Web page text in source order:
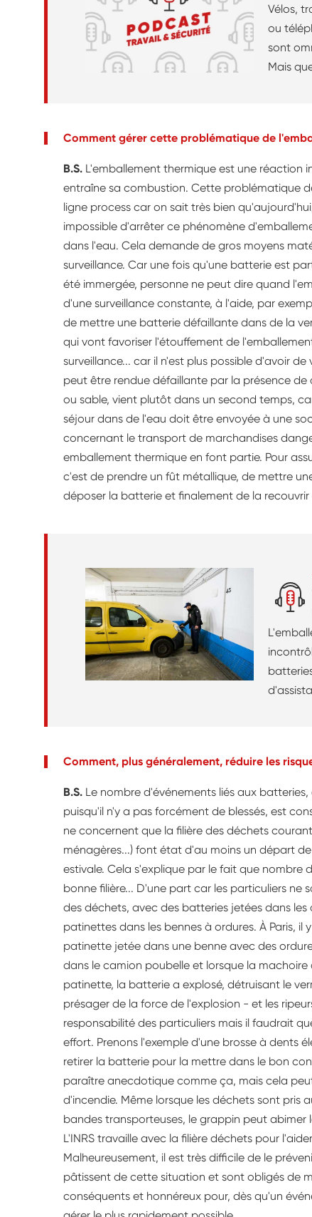
Vélos,
ou
sont
Mais
Comment gérer cette problématique de
B.S. L'emballement thermique est une réaction
entraîne sa combustion. Cette problématique
ligne process car on sait très bien
impossible d'arrêter ce phénomène
dans l'eau. Cela demande de gros moyens
surveillance. Car une fois qu'une batterie est
été immergée, personne ne peut dire quand
d'une surveillance constante, à l'aide, par
de mettre une batterie défaillante dans de la
qui vont favoriser l'étouffement de
surveillance... car il n'est plus possible d'avoir
peut être rendue défaillante par la présence
ou sable, vient plutôt dans un second temps,
séjour dans de l'eau doit être envoyée à une
concernant le transport de marchandises
emballement thermique en font partie. Pour
c'est de prendre un fût métallique, de mettre
déposer la batterie et finalement de la recouvrir
Comment, plus généralement, réduire les
B.S. Le nombre d'événements liés aux
puisqu'il n'y a pas forcément de blessés, est
ne concernent que la filière des déchets
ménagères...) font état d'au moins un départ
estivale. Cela s'explique par le fait que nombre
bonne filière... D'une part car les particuliers ne
des déchets, avec des batteries jetées dans
patinettes dans les bennes à ordures. À Paris,
patinette jetée dans une benne avec des
dans le camion poubelle et lorsque la machoire
patinette, la batterie a explosé, détruisant le
présager de la force de l'explosion - et les
responsabilité des particuliers mais il faudrait
effort. Prenons l'exemple d'une brosse à dents
retirer la batterie pour la mettre dans le bon
paraître anecdotique comme ça, mais cela
d'incendie. Même lorsque les déchets sont pris
bandes transporteuses, le grappin peut
L'INRS travaille avec la filière déchets pour
Malheureusement, il est très difficile de le
pâtissent de cette situation et sont obligés de
conséquents et honnéreux pour, dès qu'un